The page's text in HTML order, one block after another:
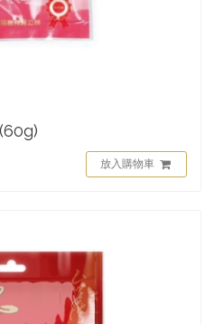
放入購物車